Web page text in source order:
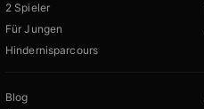
2 Spieler
Für Jungen
Hindernisparcours
Blog